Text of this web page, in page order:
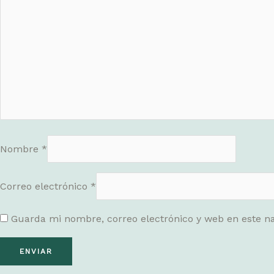
Nombre *
Correo electrónico *
Guarda mi nombre, correo electrónico y web en este